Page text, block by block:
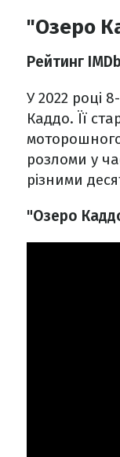
"Озеро
Рейтинг
У 2022 році
Каддо. Її
розломи у
різними
"Озеро